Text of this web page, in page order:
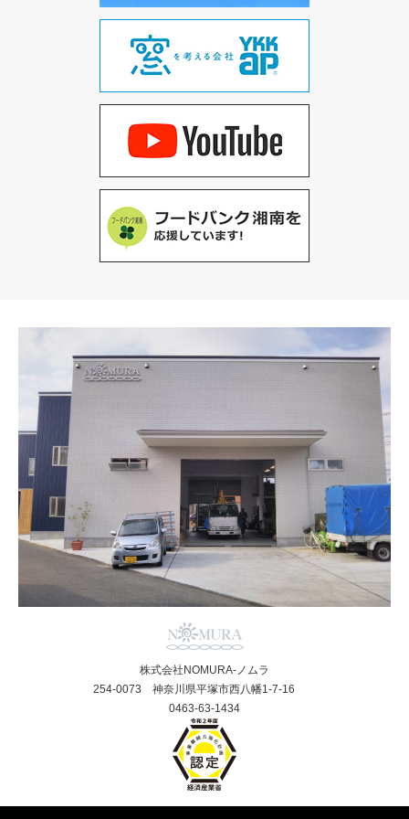
株式会社NOMURA-ノムラ
254-0073 神奈川県平塚市西八幡1-7-16
0463-63-1434